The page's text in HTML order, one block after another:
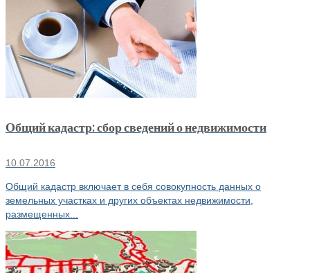
Общий кадастр: сбор сведений о недвижимости
10.07.2016
Общий кадастр включает в себя совокупность данных о
земельных участках и других объектах недвижимости,
размещенных...